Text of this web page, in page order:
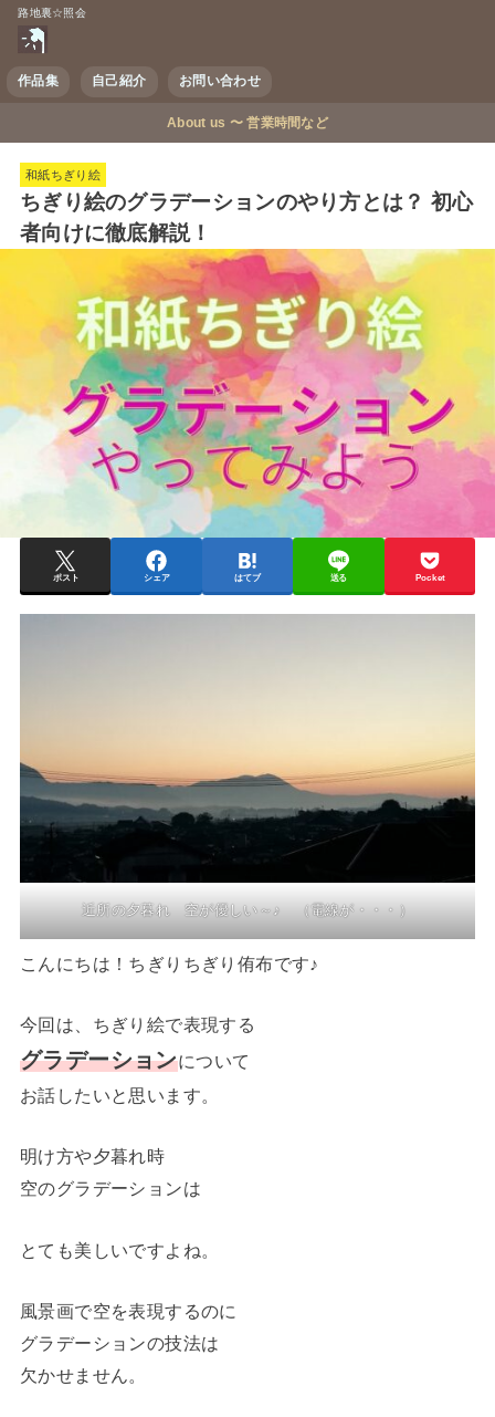
路地裏☆照会
作品集 自己紹介 お問い合わせ
About us 〜 営業時間など
和紙ちぎり絵
ちぎり絵のグラデーションのやり方とは？ 初心
者向けに徹底解説！
ポスト シェア はてブ 送る Pocket
近所の夕暮れ 空が優しい～♪ （電線が・・・）
こんにちは！ちぎりちぎり侑布です♪
今回は、ちぎり絵で表現する
グラデーションについて
お話したいと思います。
明け方や夕暮れ時
空のグラデーションは
とても美しいですよね。
風景画で空を表現するのに
グラデーションの技法は
欠かせません。